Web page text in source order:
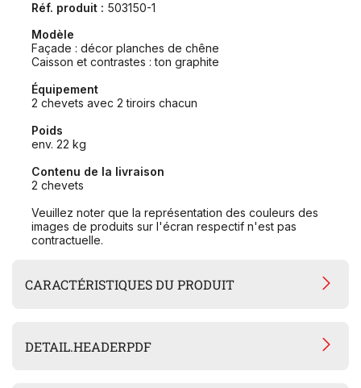
Réf. produit : 503150-1
Modèle
Façade : décor planches de chêne
Caisson et contrastes : ton graphite
Équipement
2 chevets avec 2 tiroirs chacun
Poids
env. 22 kg
Contenu de la livraison
2 chevets
Veuillez noter que la représentation des couleurs des
images de produits sur l'écran respectif n'est pas
contractuelle.
CARACTÉRISTIQUES DU PRODUIT
DETAIL.HEADERPDF